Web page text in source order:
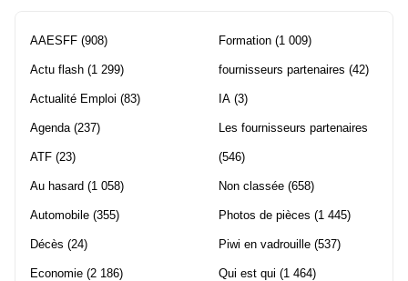
AAESFF (908)
Actu flash (1 299)
Actualité Emploi (83)
Agenda (237)
ATF (23)
Au hasard (1 058)
Automobile (355)
Décès (24)
Economie (2 186)
Formation (1 009)
fournisseurs partenaires (42)
IA (3)
Les fournisseurs partenaires
(546)
Non classée (658)
Photos de pièces (1 445)
Piwi en vadrouille (537)
Qui est qui (1 464)